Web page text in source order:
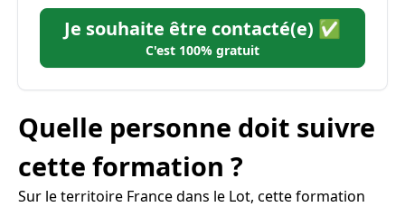
Je souhaite être contacté(e) ✅
C'est 100% gratuit
Quelle personne doit suivre
cette formation ?
Sur le territoire France dans le Lot, cette formation